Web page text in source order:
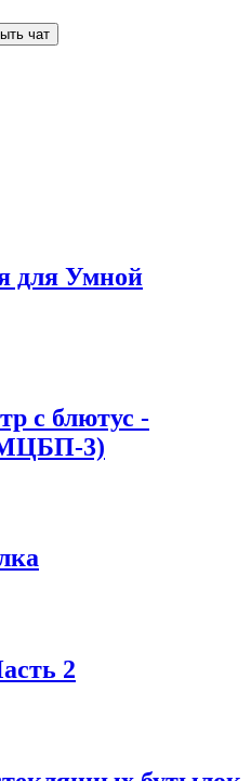
чат
для Умной
с блютус -
3)
2